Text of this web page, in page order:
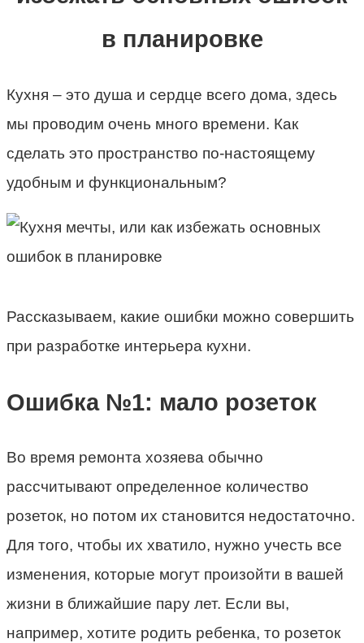
в планировке
Кухня – это душа и сердце всего дома, здесь
мы проводим очень много времени. Как
сделать это пространство по-настоящему
удобным и функциональным?
Рассказываем, какие ошибки можно совершить
при разработке интерьера кухни.
Ошибка №1: мало розеток
Во время ремонта хозяева обычно
рассчитывают определенное количество
розеток, но потом их становится недостаточно.
Для того, чтобы их хватило, нужно учесть все
изменения, которые могут произойти в вашей
жизни в ближайшие пару лет. Если вы,
например, хотите родить ребенка, то розеток